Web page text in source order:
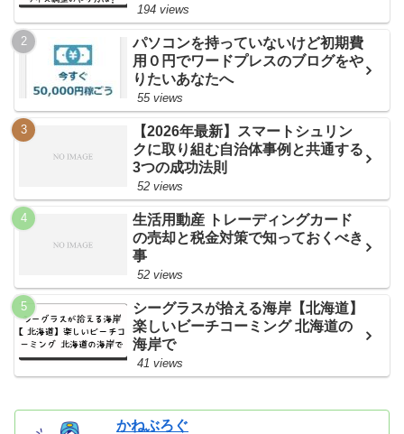
194 views
パソコンを持っていないけど初期費
用０円でワードプレスのブログをや
りたいあなたへ
55 views
【2026年最新】スマートシュリン
クに取り組む自治体事例と共通する
3つの成功法則
52 views
生活用動産 トレーディングカード
の売却と税金対策で知っておくべき
事
52 views
シーグラスが拾える海岸【北海道】
楽しいビーチコーミング 北海道の
海岸で
41 views
かねぶろぐ